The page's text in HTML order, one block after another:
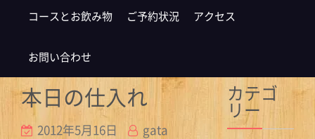
コースとお飲み物 ご予約状況 アクセス
お問い合わせ
本日の仕入れ
2012年5月16日
gata
カテゴ
リー